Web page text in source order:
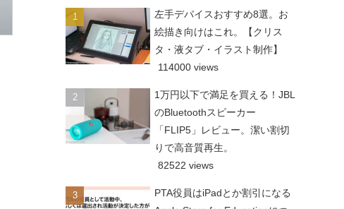
左手デバイスおすすめ8選。お
絵描き向けはこれ。【クリス
タ・液タブ・イラスト制作】
114000 views
1万円以下で満足を買える！JBL
のBluetoothスピーカー
「FLIP5」レビュー。潔い割切
りで高音質再生。
82522 views
PTA役員はiPadとか割引になる